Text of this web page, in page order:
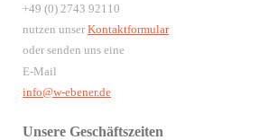
+49 (0) 2743 92110
nutzen unser Kontaktformular
oder senden uns eine
E-Mail
info@w-ebener.de
Unsere Geschäftszeiten